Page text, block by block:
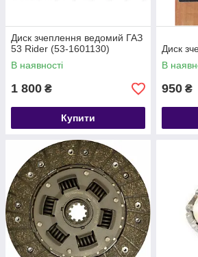
Диск зчеплення ведомий ГАЗ
53 Rider (53-1601130)
В наявності
1 800 ₴
Купити
Диск
В
950 ₴